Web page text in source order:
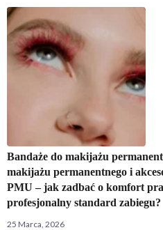
Bandaże do makijażu
makijażu permanentnego i
PMU – jak zadbać o komfort
profesjonalny standard zabiegu?
25 Marca, 2026